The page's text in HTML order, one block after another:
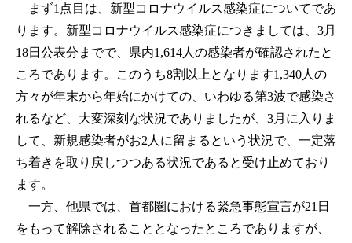
まず1点目は、新型コロナウイルス感染症についてであ
ります。新型コロナウイルス感染症につきましては、3月
18日公表分までで、県内1,614人の感染者が確認されたと
ころであります。このうち8割以上となります1,340人の
方々が年末から年始にかけての、いわゆる第3波で感染さ
れるなど、大変深刻な状況でありましたが、3月に入りま
して、新規感染者がお2人に留まるという状況で、一定落
ち着きを取り戻しつつある状況であると受け止めており
ます。
一方、他県では、首都圏における緊急事態宣言が21日
をもって解除されることとなったところでありますが、